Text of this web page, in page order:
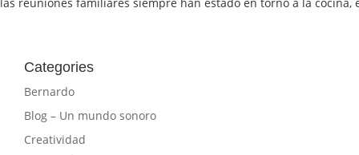
Categories
Bernardo
Blog – Un mundo sonoro
Creatividad